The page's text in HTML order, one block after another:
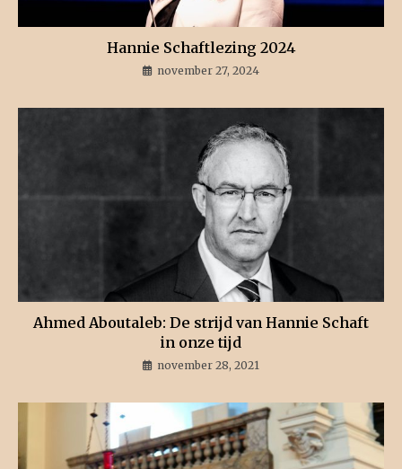
Hannie Schaftlezing 2024
november 27, 2024
Ahmed Aboutaleb: De strijd van Hannie Schaft
in onze tijd
november 28, 2021